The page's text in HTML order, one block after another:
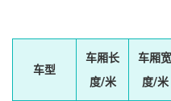
车型
车厢长
度/米
车厢宽
度/米